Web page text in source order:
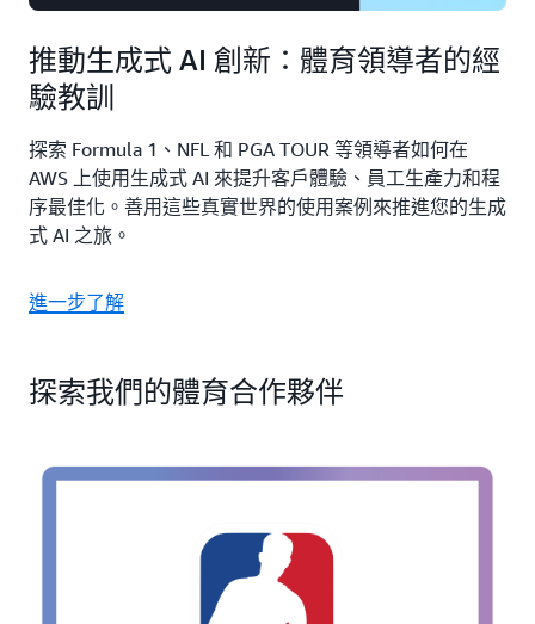
推動生成式 AI 創新：體育領導者的經
驗教訓
探索 Formula 1、NFL 和 PGA TOUR 等領導者如何在
AWS 上使用生成式 AI 來提升客戶體驗、員工生產力和程
序最佳化。善用這些真實世界的使用案例來推進您的生成
式 AI 之旅。
進一步了解
探索我們的體育合作夥伴